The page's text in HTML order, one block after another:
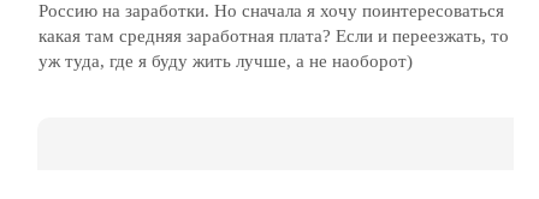
Россию на заработки. Но сначала я хочу поинтересоваться
какая там средняя заработная плата? Если и переезжать, то
уж туда, где я буду жить лучше, а не наоборот)